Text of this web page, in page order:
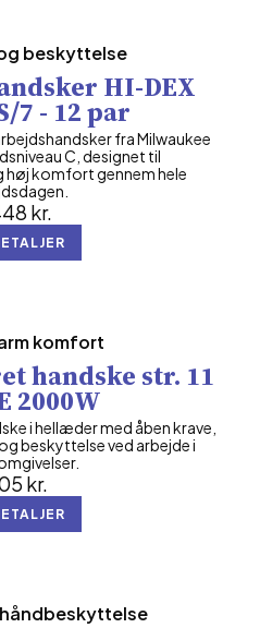
beskyttelse
HI-DEX
7 - 12 par
fra Milwaukee
C, designet til
komfort gennem hele
kr.
komfort
handske str. 11
2000W
i hellæder med åben krave,
beskyttelse ved arbejde i
kr.